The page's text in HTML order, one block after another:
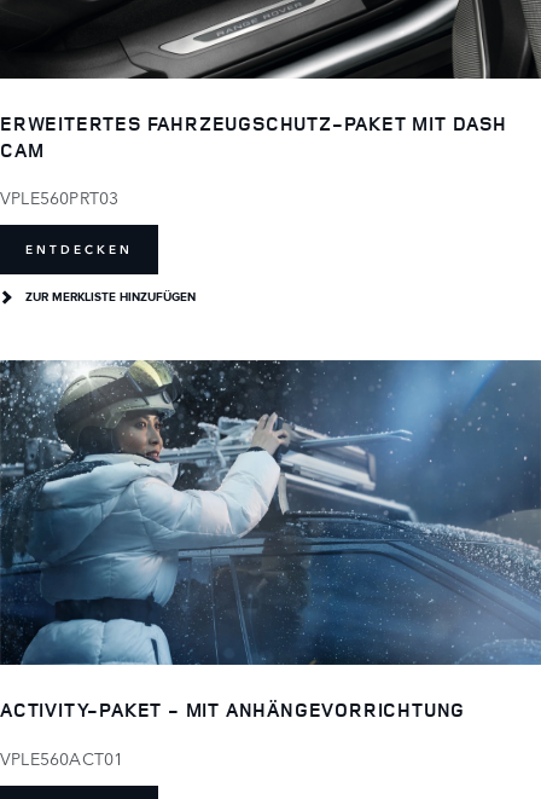
ERWEITERTES FAHRZEUGSCHUTZ-PAKET MIT DASH
CAM
VPLE560PRT03
ENTDECKEN
ZUR MERKLISTE HINZUFÜGEN
ACTIVITY-PAKET - MIT ANHÄNGEVORRICHTUNG
VPLE560ACT01